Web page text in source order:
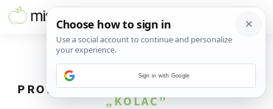
PRONAĐENO76REZULTATA ZA TAG
„KOLAČ”
Sign in with Google